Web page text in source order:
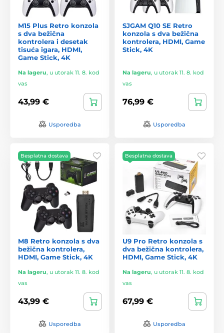
M15 Plus Retro konzola
s dva bežična
kontrolera i desetak
tisuća igara, HDMI,
Game Stick, 4K
Na lageru, u utorak 11. 8. kod
vas
43,99 €
Usporedba
SJGAM Q10 SE Retro
konzola s dva bežična
kontrolera, HDMI, Game
Stick, 4K
Na lageru, u utorak 11. 8. kod
vas
76,99 €
Usporedba
Besplatna dostava
M8 Retro konzola s dva
bežična kontrolera,
HDMI, Game Stick, 4K
Na lageru, u utorak 11. 8. kod
vas
43,99 €
Usporedba
Besplatna dostava
U9 Pro Retro konzola s
dva bežična kontrolera,
HDMI, Game Stick, 4K
Na lageru, u utorak 11. 8. kod
vas
67,99 €
Usporedba